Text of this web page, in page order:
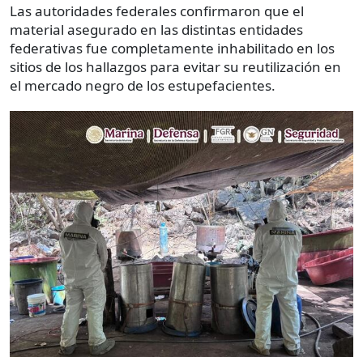
Las autoridades federales confirmaron que el
material asegurado en las distintas entidades
federativas fue completamente inhabilitado en los
sitios de los hallazgos para evitar su reutilización en
el mercado negro de los estupefacientes.